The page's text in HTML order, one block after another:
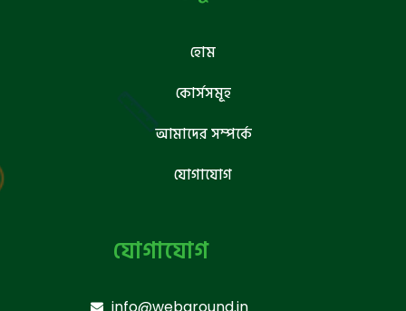
হোম
কোর্সসমূহ
আমাদের সম্পর্কে
যোগাযোগ
যোগাযোগ